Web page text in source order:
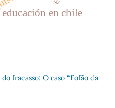
educación en chile
fracasso: O caso “Fofão da